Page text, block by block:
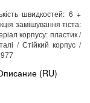
швидкостей: 6 +
замішування тіста:
корпусу: пластик /
/ Стійкий корпус /
(RU)